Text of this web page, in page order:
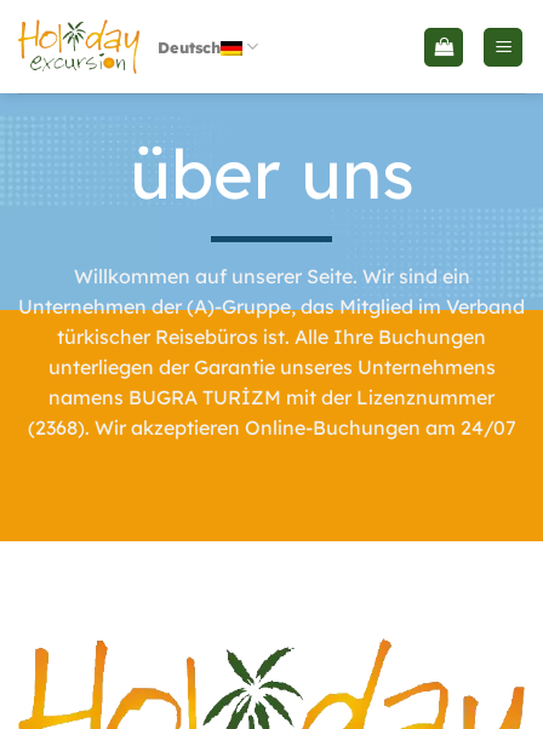
Skip
content
Deutsch
über uns
Willkommen auf unserer Seite. Wir sind ein
Unternehmen der (A)-Gruppe, das Mitglied im Verband
türkischer Reisebüros ist. Alle Ihre Buchungen
unterliegen der Garantie unseres Unternehmens
namens BUGRA TURİZM mit der Lizenznummer
(2368). Wir akzeptieren Online-Buchungen am 24/07